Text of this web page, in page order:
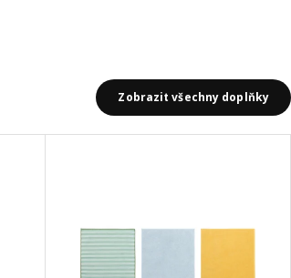
Zobrazit všechny doplňky